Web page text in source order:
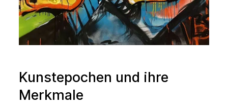
Kunstepochen und ihre
Merkmale